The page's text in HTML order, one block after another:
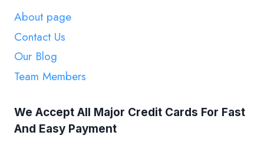
About page
Contact Us
Our Blog
Team Members
We Accept All Major Credit Cards For Fast
And Easy Payment